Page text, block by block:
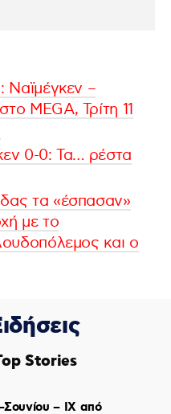
Ναϊμέγκεν –
MEGA, Τρίτη 11
0-0: Τα… ρέστα
τα «έσπασαν»
με το
και ο
Stories
– ΙΧ από